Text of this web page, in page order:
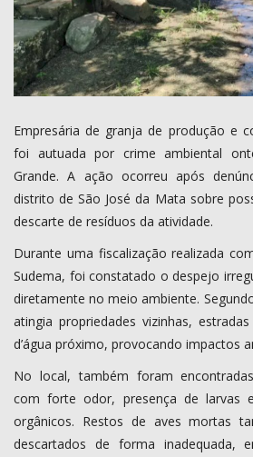
Empresária de granja de produção e
foi autuada por crime ambiental
Grande. A ação ocorreu após
distrito de São José da Mata sobre
descarte de resíduos da atividade.
Durante uma fiscalização realizada
Sudema, foi constatado o despejo
diretamente no meio ambiente.
atingia propriedades vizinhas,
d’água próximo, provocando impactos
No local, também foram
com forte odor, presença de larvas
orgânicos. Restos de aves mortas
descartados de forma inadequada,